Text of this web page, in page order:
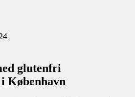
glutenfri
København